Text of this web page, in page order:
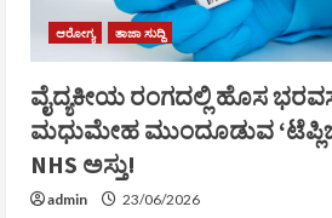
ಆರೋಗ್ಯ ತಾಜಾ ಸುದ್ದಿ
ವೈದ್ಯಕೀಯ ರಂಗದಲ್ಲಿ ಹೊಸ
ಮಧುಮೇಹ ಮುಂದೂಡುವ
NHS ಅಸ್ತು!
admin 23/06/2026